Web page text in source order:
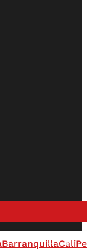
BarranquillaCali